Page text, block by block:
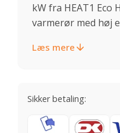
kW fra HEAT1 Eco
varmerør med høj
Læs mere
Sikker betaling: